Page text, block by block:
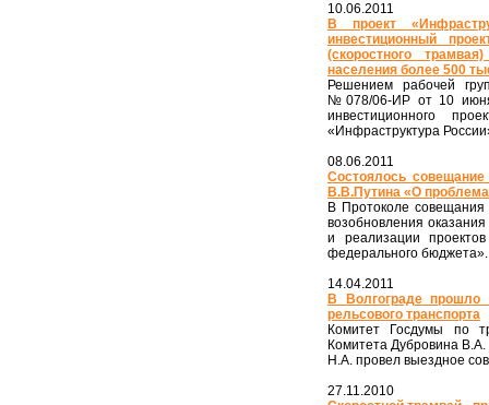
10.06.2011
В проект
инвестиционный
(скоростного
населения более 500
Решением рабочей
№078/06-ИР от 10 июня
инвестиционного
«Инфраструктура
08.06.2011
Состоялось
В.В.Путина «О
В Протоколе совещания
возобновления
и реализации
федерального бюджета».
14.04.2011
В Волгограде прошло
рельсового транспорта
Комитет Госдумы по
Комитета Дубровина
Н.А. провел выездное
27.11.2010